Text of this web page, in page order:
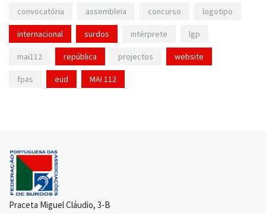
convocatória assembleia concurso logotipo
internacional surdos intérprete lgp
mai112 república projectos website
fpas eud MAI 112
Praceta Miguel Cláudio, 3-B